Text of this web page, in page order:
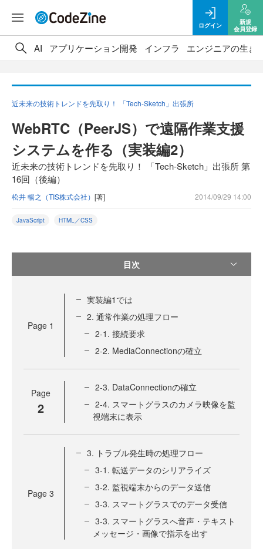
ログイン
新規
会員登録
AI アプリケーション開発 インフラ エンジニアの生き
近未来の技術トレンドを先取り！ 「Tech-Sketch」出張所
WebRTC（PeerJS）で遠隔作業支援
システムを作る（実装編2）
近未来の技術トレンドを先取り！ 「Tech-Sketch」出張所 第
16回（後編）
松井 暢之（TIS株式会社） [著] 2014/09/29 14:00
JavaScript HTML／CSS
目次
Page 1
実装編1では
2. 通常作業の処理フロー
2-1. 接続要求
2-2. MediaConnectionの確立
Page
2
2-3. DataConnectionの確立
2-4. スマートグラスのカメラ映像を監
視端末に表示
Page 3
3. トラブル発生時の処理フロー
3-1. 転送データのシリアライズ
3-2. 監視端末からのデータ送信
3-3. スマートグラスでのデータ受信
3-3. スマートグラスへ音声・テキスト
メッセージ・画像で指示を出す